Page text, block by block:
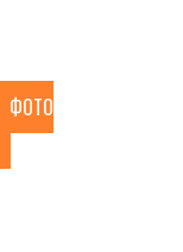
ФОТО